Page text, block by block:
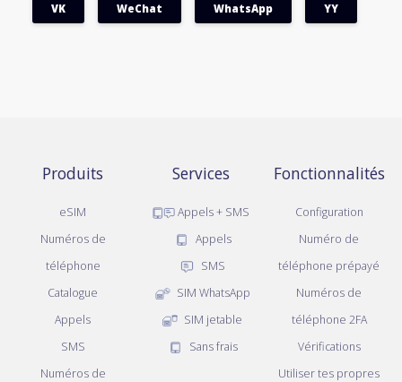
VK WeChat WhatsApp YY
Produits
eSIM
Numéros de
téléphone
Catalogue
Appels
SMS
Numéros de
Services
Appels + SMS
Appels
SMS
SIM WhatsApp
SIM jetable
Sans frais
Fonctionnalités
Configuration
Numéro de
téléphone prépayé
Numéros de
téléphone 2FA
Vérifications
Utiliser tes propres